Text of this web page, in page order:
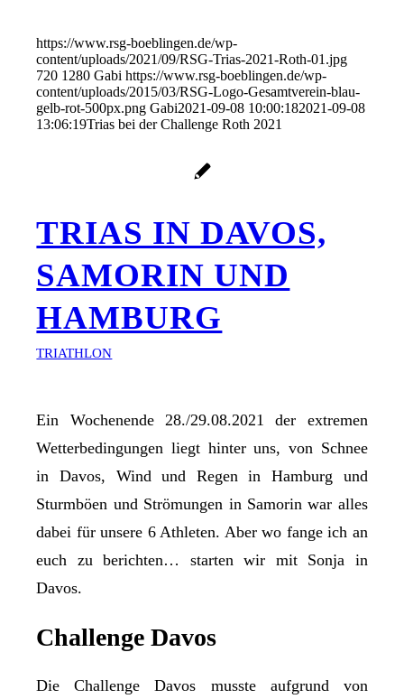
https://www.rsg-boeblingen.de/wp-
content/uploads/2021/09/RSG-Trias-2021-Roth-01.jpg
720 1280 Gabi https://www.rsg-boeblingen.de/wp-
content/uploads/2015/03/RSG-Logo-Gesamtverein-blau-
gelb-rot-500px.png Gabi2021-09-08 10:00:182021-09-08
13:06:19Trias bei der Challenge Roth 2021
TRIAS IN DAVOS,
SAMORIN UND
HAMBURG
TRIATHLON
Ein Wochenende 28./29.08.2021 der extremen
Wetterbedingungen liegt hinter uns, von Schnee
in Davos, Wind und Regen in Hamburg und
Sturmböen und Strömungen in Samorin war alles
dabei für unsere 6 Athleten. Aber wo fange ich an
euch zu berichten… starten wir mit Sonja in
Davos.
Challenge Davos
Die Challenge Davos musste aufgrund von